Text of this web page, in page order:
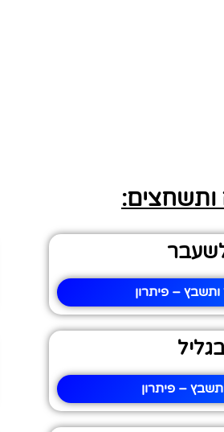
ותשחצים:
– פיתרון
– פיתרון